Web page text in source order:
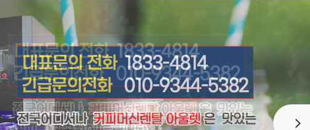
아이스컵
테이크아웃컵
전자동카페창업페키지
반자동카페창업페키지